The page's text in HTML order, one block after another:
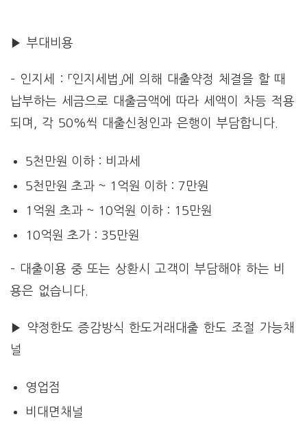
▶ 부대비용
– 인지세 : 「인지세법」에 의해 대출약정 체결을 할 때
납부하는 세금으로 대출금액에 따라 세액이 차등 적용
되며, 각 50%씩 대출신청인과 은행이 부담합니다.
5천만원 이하 : 비과세
5천만원 초과 ~ 1억원 이하 : 7만원
1억원 초과 ~ 10억원 이하 : 15만원
10억원 초가 : 35만원
– 대출이용 중 또는 상환시 고객이 부담해야 하는 비
용은 없습니다.
▶ 약정한도 증감방식 한도거래대출 한도 조절 가능채
널
영업점
비대면채널